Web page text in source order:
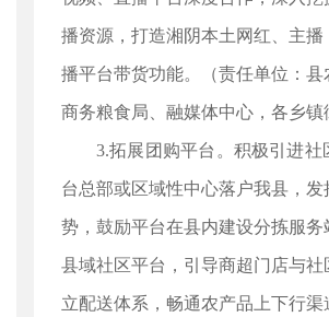
播资源，打造湘阴本土网红、主播
播平台带货功能。（责任单位：县
商务粮食局、融媒体中心，各乡镇
3.拓展团购平台。积极引进社
台总部或区域性中心落户我县，
势，鼓励平台在县内建设分拣服务
县域社区平台，引导商超门店与社
立配送体系，畅通农产品上下行